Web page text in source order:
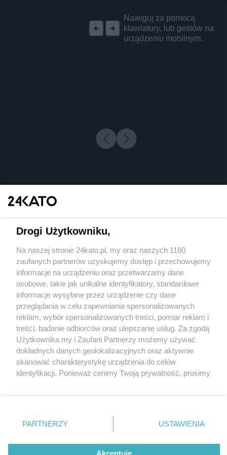
Nawiguj za pomocą
klawiatury, lub gestów na
urządzeniu mobilnym.
2 / 0
Wydawca mediów lokalnych
Nie zapomnij
zapoznać się z:
polityką prywatności regulamin korzystania z portali
Twojemiasto
Piekary Śląskie
Chorzów
Tarnowskie Góry
Gliwice
Skontakuj sięz nami
Kontakt
Wydawca
Redakcja
Drogi Użytkowniku,
Na naszej stronie 24kato.pl, my oraz naszych 1160
zaufanych partnerów uzyskujemy dostęp i przechowujemy
informacje na urządzeniu oraz przetwarzamy dane
osobowe, takie jak unikalne identyfikatory, standardowe
informacje wysyłane przez urządzenie czy dane
przeglądania w celu zapewniania spersonalizowanych
reklam, wybór spersonalizowanych treści, pomiar reklam i
treści, badanie odbiorców oraz ulepszanie usług. Za zgodą
Użytkownika my i Zaufani Partnerzy możemy używać
dokładnych danych geolokalizacyjnych oraz aktywnie
skanować charakterystykę urządzenia do celów
identyfikacji. Ponieważ cenimy Twoją prywatność, prosimy
prywatności znajdujący się w lewym dolnym rogu strony
. Niektóre rodzaje przetwarzania danych nie wymagają
zgody użytkownika, ale masz prawo sprzeciwić się
takiemu przetwarzaniu. Preferencje będą miały
PARTNERZY USTAWIENIA
Akceptuję